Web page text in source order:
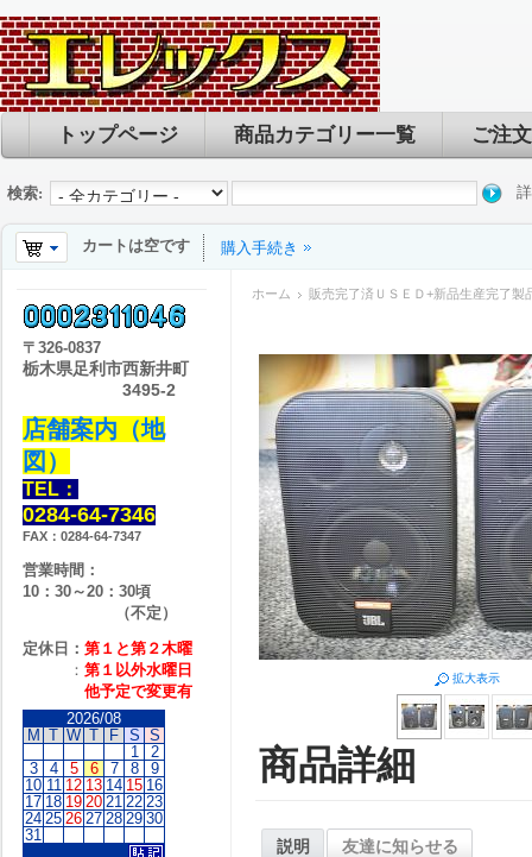
トップページ 商品カテゴリー一覧 ご注
検索:
カートは空です 購入手続き
ホーム 販売完了済ＵＳＥＤ+新品生産完了製
拡大表示
商品詳細
説明 友達に知らせる
〒 326-0837
栃木県足利市西新井町
3495-2
店舗案内（地
図）
TEL：
0284-64-7346
FAX：0284-64-7347
営業時間：
10：30～20：30頃
（不定）
定休日： 第１と第２木曜
： 第１以外水曜日
他予定で変更有
2026/08
M T W T F S S
1
2
3
4 5 6 7 8
9
10 11 12 13 14 15 16
17 18 19 20 21 22 23
24 25 26 27 28 29 30
31